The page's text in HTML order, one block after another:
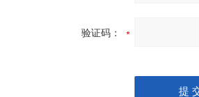
验证码：